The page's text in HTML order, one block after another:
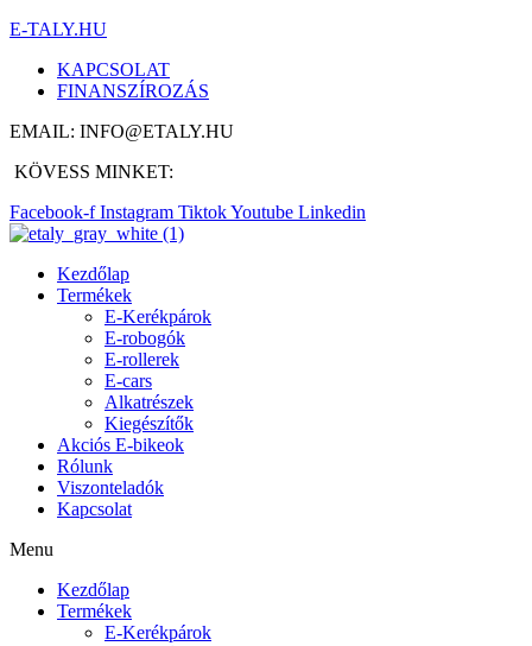
E-TALY.HU
KAPCSOLAT
FINANSZÍROZÁS
EMAIL: INFO@ETALY.HU
KÖVESS MINKET:
Facebook-f Instagram TiktokYoutube Linkedin
Kezdőlap
Termékek
E-Kerékpárok
E-robogók
E-rollerek
E-cars
Alkatrészek
Kiegészítők
Akciós E-bikeok
Rólunk
Viszonteladók
Kapcsolat
Menu
Kezdőlap
Termékek
E-Kerékpárok